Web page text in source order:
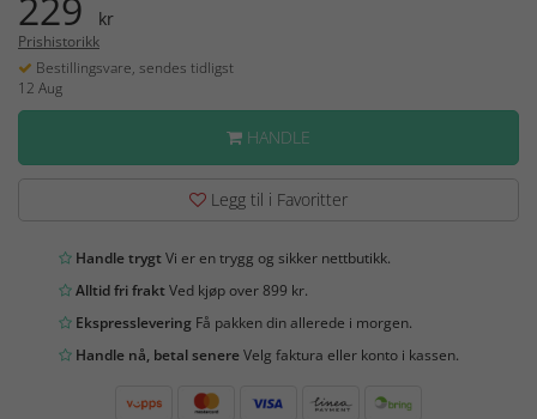
kr
Prishistorikk
Bestillingsvare, sendes tidligst
12 Aug
HANDLE
Legg til i Favoritter
Handle trygtVi er en trygg og sikker nettbutikk.
Alltid fri fraktVed kjøp over 899 kr.
Ekspresslevering Få pakken din allerede i morgen.
Handle nå, betal senereVelg faktura eller konto i kassen.